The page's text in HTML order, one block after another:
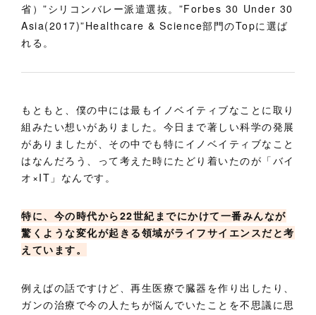
省）”シリコンバレー派遣選抜。”Forbes 30 Under 30
Asia(2017)”Healthcare & Science部門のTopに選ば
れる。
もともと、僕の中には最もイノベイティブなことに取り
組みたい想いがありました。今日まで著しい科学の発展
がありましたが、その中でも特にイノベイティブなこと
はなんだろう、って考えた時にたどり着いたのが「バイ
オ×IT」なんです。
特に、今の時代から22世紀までにかけて一番みんなが
驚くような変化が起きる領域がライフサイエンスだと考
えています。
例えばの話ですけど、再生医療で臓器を作り出したり、
ガンの治療で今の人たちが悩んでいたことを不思議に思